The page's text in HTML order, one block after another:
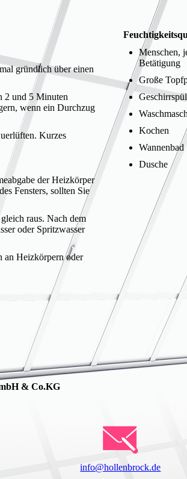
gründlich über einen
2 und 5 Minuten
wenn ein Durchzug
Kurzes
der Heizkörper
Fensters, sollten Sie
raus. Nach dem
oder Spritzwasser
an Heizkörpern oder
Menschen,
Betätigung
Große
Kochen
Wannenbad
Dusche
& Co.KG
info@hollenbrock.de